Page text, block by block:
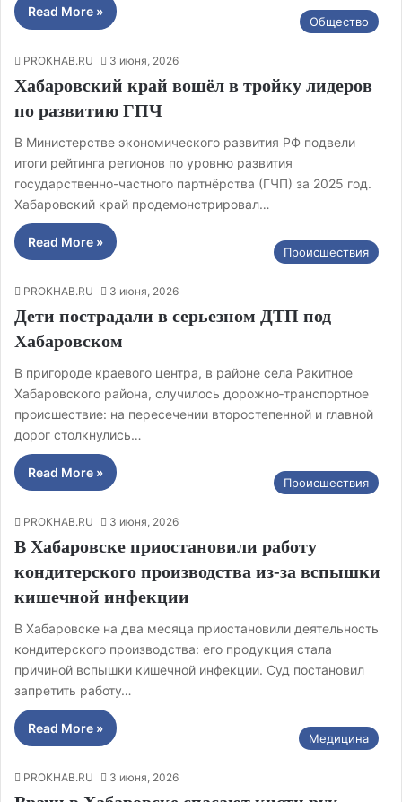
Read More »
Общество
PROKHAB.RU 3 июня, 2026
Хабаровский край вошёл в тройку лидеров
по развитию ГПЧ
В Министерстве экономического развития РФ подвели
итоги рейтинга регионов по уровню развития
государственно-частного партнёрства (ГЧП) за 2025 год.
Хабаровский край продемонстрировал…
Read More »
Происшествия
PROKHAB.RU 3 июня, 2026
Дети пострадали в серьезном ДТП под
Хабаровском
В пригороде краевого центра, в районе села Ракитное
Хабаровского района, случилось дорожно‑транспортное
происшествие: на пересечении второстепенной и главной
дорог столкнулись…
Read More »
Происшествия
PROKHAB.RU 3 июня, 2026
В Хабаровске приостановили работу
кондитерского производства из‑за вспышки
кишечной инфекции
В Хабаровске на два месяца приостановили деятельность
кондитерского производства: его продукция стала
причиной вспышки кишечной инфекции. Суд постановил
запретить работу…
Read More »
Медицина
PROKHAB.RU 3 июня, 2026